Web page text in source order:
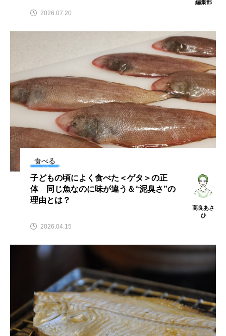
おばま水族館
アオザメ
アカアジ アカカサゴ
アカクラゲ アカザ アカハタ
アカムツ アカメ アクアリウム
アサヒガニ アザアシ アシカ アジ
アッキガイ
アブラボテ アマガエル アマゴ
アンコウ
イトウ イトヒキアジ
イトヨリダイ イモリ イラスト
イリエワニ イワナ インドネシア
編集部
2026.07.20
食べる
子どもの頃によく食べた＜ゲタ＞の正
体 同じ魚なのに味が違う＆“泥臭さ”の
理由とは？
高良あさ
ひ
2026.04.15